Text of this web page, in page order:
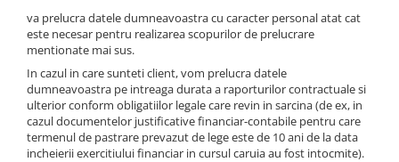
CADOURI PERSONALIZATE
BRELOCURI PERSONALIZATE
SEPCI PERSONALIZATE
PRINTARE POZE
CANI PERSONALIZATE
va prelucra datele dumneavoastra cu caracter personal atat cat
este necesar pentru realizarea scopurilor de prelucrare
mentionate mai sus.
In cazul in care sunteti client, vom prelucra datele
dumneavoastra pe intreaga durata a raporturilor contractuale si
ulterior conform obligatiilor legale care revin in sarcina (de ex, in
cazul documentelor justificative financiar-contabile pentru care
termenul de pastrare prevazut de lege este de 10 ani de la data
incheierii exercitiului financiar in cursul caruia au fost intocmite).